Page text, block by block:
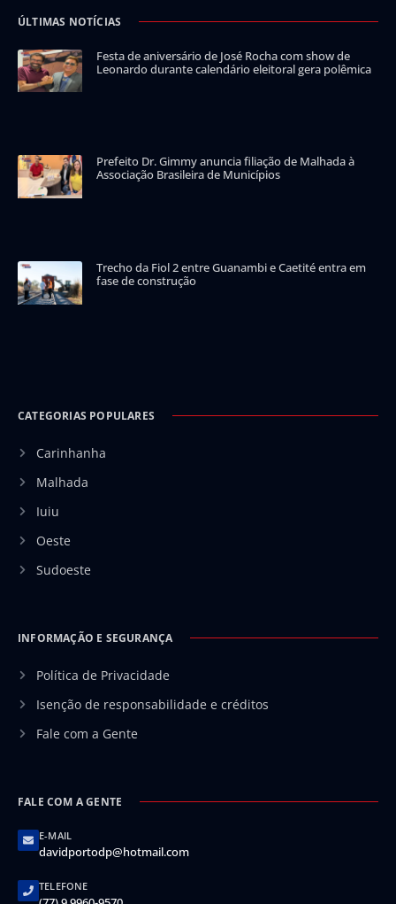
ÚLTIMAS NOTÍCIAS
Festa de aniversário de José Rocha com show de
Leonardo durante calendário eleitoral gera polêmica
Prefeito Dr. Gimmy anuncia filiação de Malhada à
Associação Brasileira de Municípios
Trecho da Fiol 2 entre Guanambi e Caetité entra em
fase de construção
CATEGORIAS POPULARES
Carinhanha
Malhada
Iuiu
Oeste
Sudoeste
INFORMAÇÃO E SEGURANÇA
Política de Privacidade
Isenção de responsabilidade e créditos
Fale com a Gente
FALE COM A GENTE
E-MAIL
davidportodp@hotmail.com
TELEFONE